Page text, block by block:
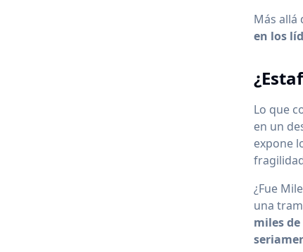
Más allá
en los
Lo que
en un
expone
¿Fue
una
miles